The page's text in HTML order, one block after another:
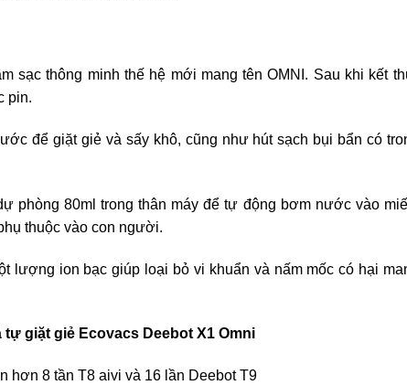
sạc thông minh thế hệ mới mang tên OMNI. Sau khi kết
pin.
để giặt giẻ và sấy khô, cũng như hút sạch bụi bẩn có
phòng 80ml trong thân máy để tự động bơm nước vào
thuộc vào con người.
lượng ion bạc giúp loại bỏ vi khuẩn và nấm mốc có hại
giặt giẻ Ecovacs Deebot X1 Omni
hơn 8 tần T8 aivi và 16 lần Deebot T9